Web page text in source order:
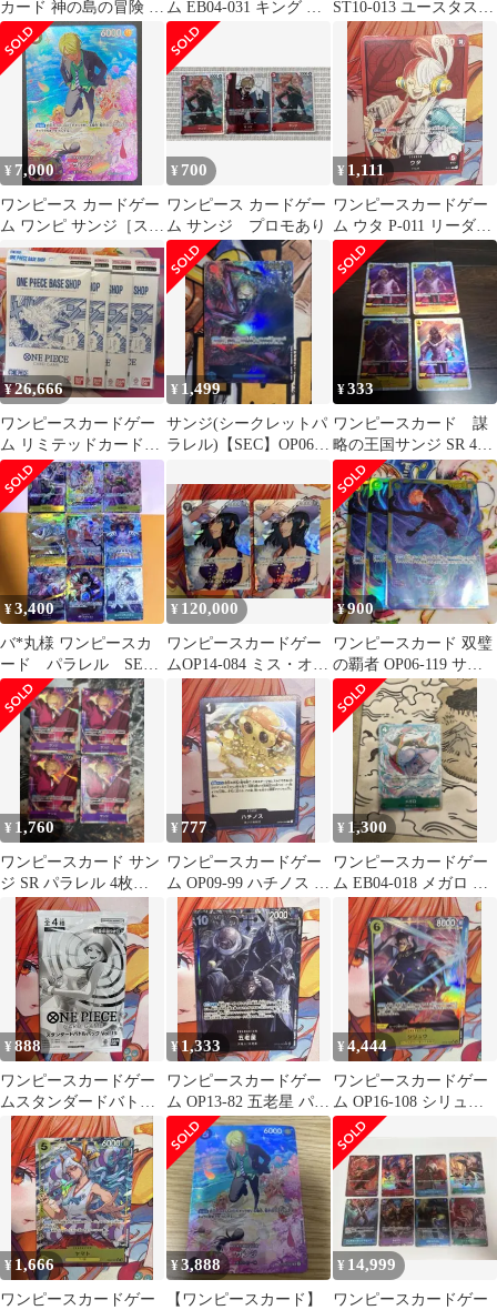
カード 神の島の冒険 R
サンジ パラレル
ム EB04-031 キング パ
ラレル
ST10-013 ユースタス・
キッド パラレル その他
パラレル
¥ 7,000
ワンピース カードゲー
ム ワンピ サンジ［スペ
シャル］（otton） SR
ST14-003 ［OP10］ ブ
ースターパック 王族の
血統 トレカ TCG 208
¥ 700
ワンピース カードゲー
ム サンジ プロモあり
¥ 1,111
ワンピースカードゲー
ム ウタ P-011 リーダー
カード 限定品
¥26,666
ワンピースカードゲー
ム リミテッドカードコ
レクションvol.1
¥ 1,499
サンジ(シークレットパ
ラレル)【SEC】OP06-
¥333
ワンピースカード 謀
略の王国サンジ SR 4
枚、黄色 R以下まと
め売り
¥3,400
バ*丸様 ワンピースカ
ード パラレル SEC
SR Rまとめ売り
¥ 120,000
ワンピースカードゲー
ムOP14-084 ミス・オー
ルサンデー SP 2枚セッ
¥900
ワンピースカード 双璧
の覇者 OP06-119 サン
ジ sec 3枚セット
¥ 1,760
ワンピースカード サン
ジ SR パラレル 4枚
op09 新たなる皇帝
¥ 777
ワンピースカードゲー
ム OP09-99 ハチノス プ
ロモ 大会限定品
¥ 1,300
ワンピースカードゲー
ム EB04-018 メガロ パ
ラレル
¥888
ワンピースカードゲー
ムスタンダードバトル
パック Vol.15
¥ 1,333
ワンピースカードゲー
ム OP13-82 五老星 パラ
レル
¥4,444
ワンピースカードゲー
ム OP16-108 シリュウ
パラレル
¥ 1,666
ワンピースカードゲー
¥3,888
【ワンピースカード】
¥ 14,999
ワンピースカードゲー